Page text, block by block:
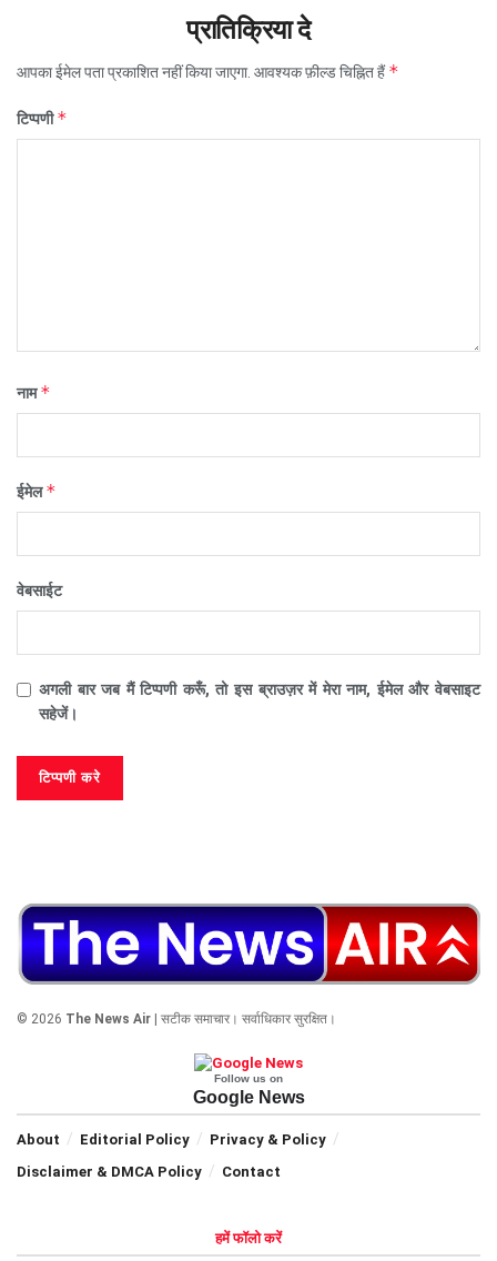
प्रातिक्रिया दे
आपका ईमेल पता प्रकाशित नहीं किया जाएगा. आवश्यक फ़ील्ड चिह्नित हैं*
टिप्पणी*
नाम*
ईमेल*
वेबसाईट
अगली बार जब मैं टिप्पणी करूँ, तो इस ब्राउज़र में मेरा नाम, ईमेल और वेबसाइट
सहेजें।
© 2026 The News Air | सटीक समाचार। सर्वाधिकार सुरक्षित।
Follow us on
Google News
About Editorial Policy
Privacy & Policy
Disclaimer & DMCA Policy
Contact
हमें फॉलो करें